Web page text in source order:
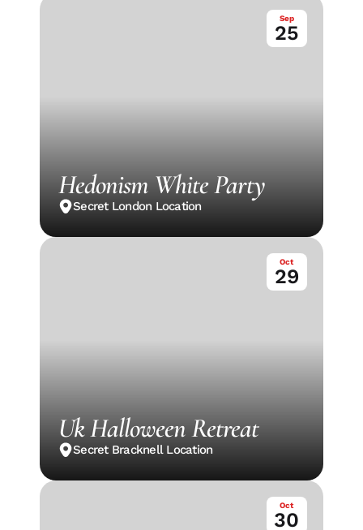
Sep
25
Hedonism White Party
Secret London Location
Oct
29
Uk Halloween Retreat
Secret Bracknell Location
Oct
30